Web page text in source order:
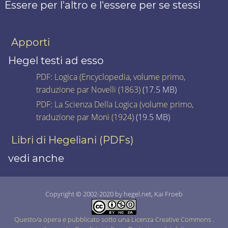
Essere per l'altro e l'essere per se stessi
Apporti
Hegel testi ad esso
PDF: Logica (Encyclopedia, volume primo,
traduzione par Novelli (1863)(17.5 MB)
PDF: La Scienza Della Logica (volume primo,
traduzione par Moni (1924)(19.5 MB)
Libri di Hegeliani (PDFs)
vedi anche
Copyright © 2002-2020 by hegel.net, Kai Froeb
Questo/a opera e pubblicato sotto una Licenza Creative Commons .